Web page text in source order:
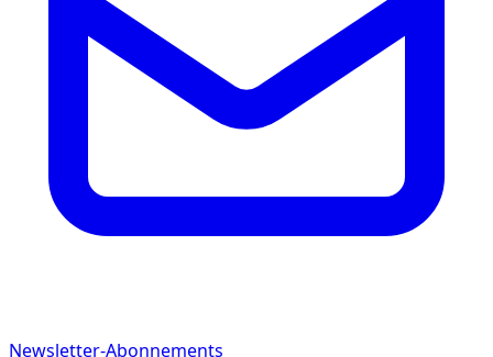
Newsletter-Abonnements